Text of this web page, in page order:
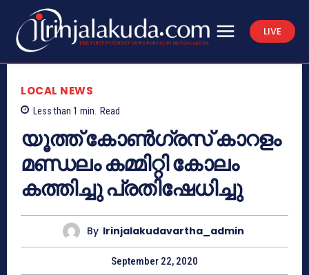
LIVE
LOCAL NEWS
Less than 1 min. Read
യൂത്ത് കോൺഗ്രസ് കാറളം
മണ്ഡലം കമ്മിറ്റി കോലം
കത്തിച്ചു പ്രതിഷേധിച്ചു
By Irinjalakudavartha_admin
September 22, 2020